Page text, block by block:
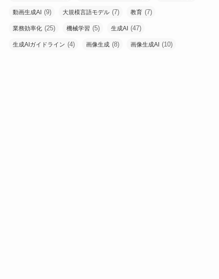
動画生成AI (9) 大規模言語モデル (7) 教育 (7)
業務効率化 (25) 機械学習 (5) 生成AI (47)
生成AIガイドライン (4) 画像生成 (8) 画像生成AI (10)